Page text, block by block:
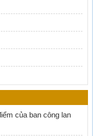
của ban công lan